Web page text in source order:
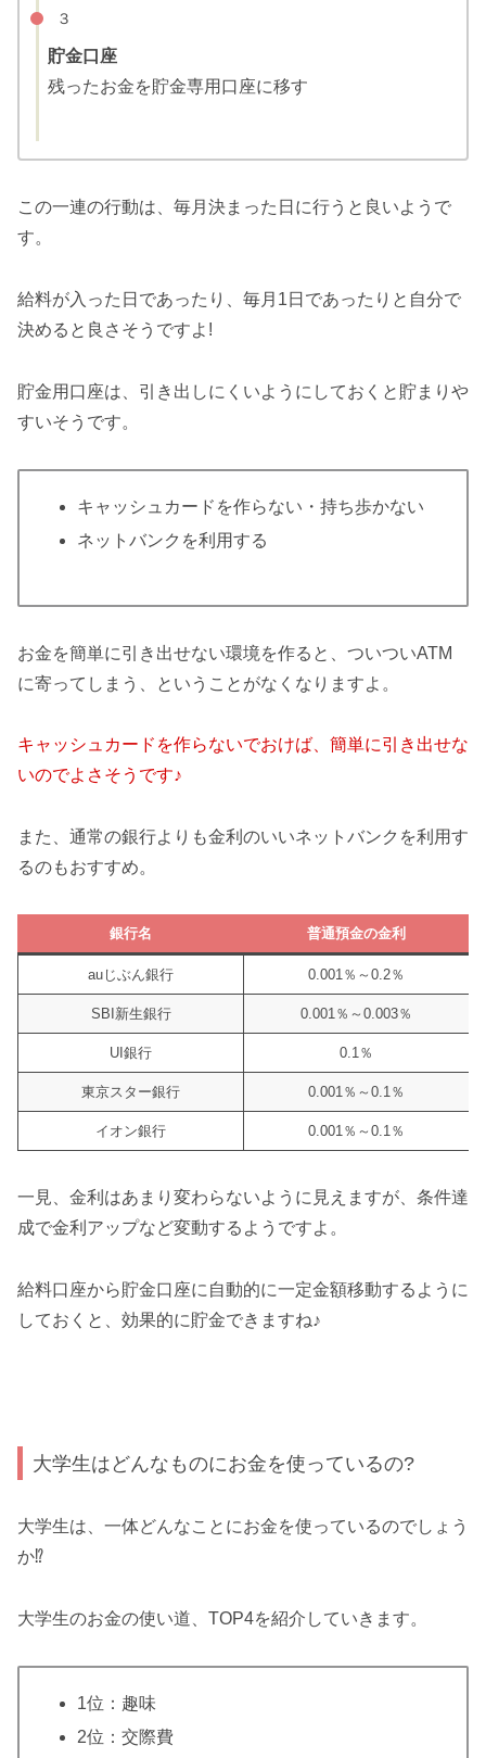
３
貯金口座
残ったお金を貯金専用口座に移す
この一連の行動は、毎月決まった日に行うと良いようで
す。
給料が入った日であったり、毎月1日であったりと自分で
決めると良さそうですよ!
貯金用口座は、引き出しにくいようにしておくと貯まりや
すいそうです。
キャッシュカードを作らない・持ち歩かない
ネットバンクを利用する
お金を簡単に引き出せない環境を作ると、ついついATM
に寄ってしまう、ということがなくなりますよ。
キャッシュカードを作らないでおけば、簡単に引き出せな
いのでよさそうです♪
また、通常の銀行よりも金利のいいネットバンクを利用す
るのもおすすめ。
銀行名 普通預金の金利
auじぶん銀行 0.001％～0.2％
SBI新生銀行 0.001％～0.003％
UI銀行 0.1％
東京スター銀行 0.001％～0.1％
イオン銀行 0.001％～0.1％
一見、金利はあまり変わらないように見えますが、条件達
成で金利アップなど変動するようですよ。
給料口座から貯金口座に自動的に一定金額移動するように
しておくと、効果的に貯金できますね♪
大学生はどんなものにお金を使っているの?
大学生は、一体どんなことにお金を使っているのでしょう
か⁉
大学生のお金の使い道、TOP4を紹介していきます。
1位：趣味
2位：交際費